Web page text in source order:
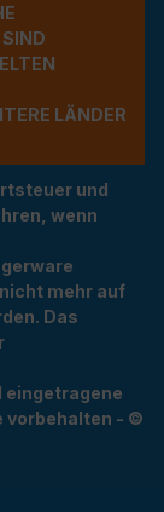
A
A
LÄNDER NU
und
wenn
mehr auf
Das
eingetragene
vorbehalten - ©